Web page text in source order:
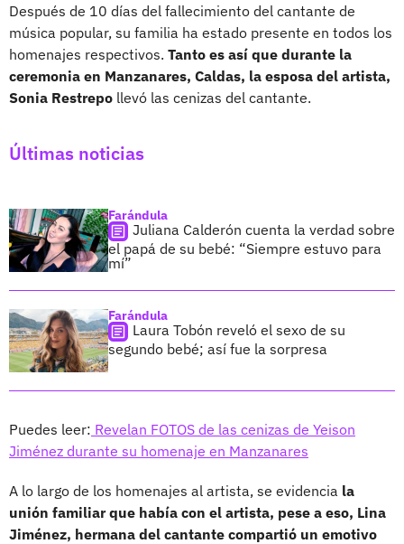
Después de 10 días del fallecimiento del cantante de
música popular, su familia ha estado presente en todos los
homenajes respectivos. Tanto es así que durante la
ceremonia en Manzanares, Caldas, la esposa del artista,
Sonia Restrepo llevó las cenizas del cantante.
Últimas noticias
Farándula
Juliana Calderón cuenta la verdad sobre
el papá de su bebé: “Siempre estuvo para
mí”
Farándula
Laura Tobón reveló el sexo de su
segundo bebé; así fue la sorpresa
Puedes leer: Revelan FOTOS de las cenizas de Yeison
Jiménez durante su homenaje en Manzanares
A lo largo de los homenajes al artista, se evidencia la
unión familiar que había con el artista, pese a eso, Lina
Jiménez, hermana del cantante compartió un emotivo